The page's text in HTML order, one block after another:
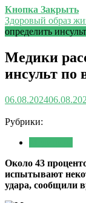
Кнопка Закрыть
Здоровый образ
определить
Медики
инсульт по
06.08.2024
Рубрики:
Около 43
испытывают
удара, сообщили